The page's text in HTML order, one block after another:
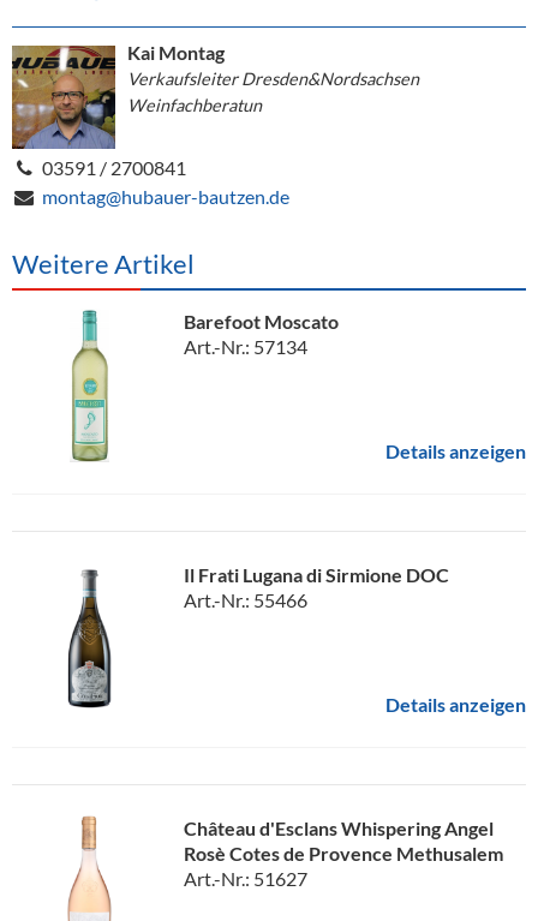
Kai Montag
Verkaufsleiter Dresden&Nordsachsen
Weinfachberatun
03591 / 2700841
montag@hubauer-bautzen.de
Weitere Artikel
Barefoot Moscato
Art.-Nr.: 57134
Details anzeigen
Il Frati Lugana di Sirmione DOC
Art.-Nr.: 55466
Details anzeigen
Château d'Esclans Whispering Angel
Rosè Cotes de Provence Methusalem
Art.-Nr.: 51627